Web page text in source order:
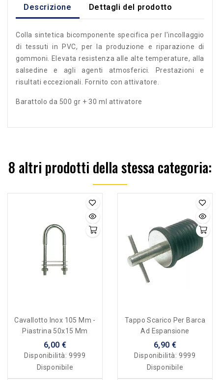
Descrizione Dettagli del prodotto
Colla sintetica bicomponente specifica per l'incollaggio
di tessuti in PVC, per la produzione e riparazione di
gommoni. Elevata resistenza alle alte temperature, alla
salsedine e agli agenti atmosferici. Prestazioni e
risultati eccezionali. Fornito con attivatore.
Barattolo da 500 gr + 30 ml attivatore
8 altri prodotti della stessa categoria:
Cavallotto Inox 105 Mm -
Piastrina 50x15 Mm
6,00 €
Disponibilità:9999
Disponibile
Tappo Scarico Per Barca
Ad Espansione
6,90 €
Disponibilità:9999
Disponibile